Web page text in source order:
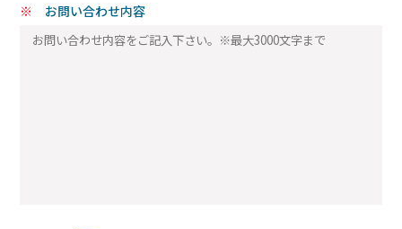
お問い合わせ内容